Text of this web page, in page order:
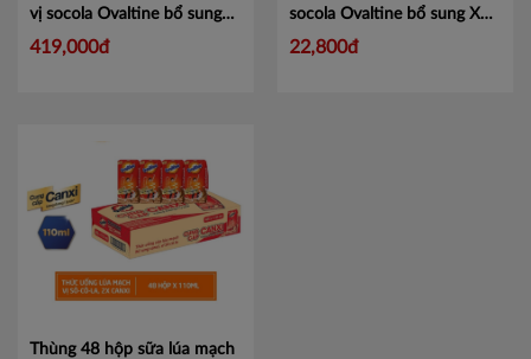
vị socola Ovaltine bổ sung
DHA 180ml
419,000đ
socola Ovaltine bổ sung X2
canxi 110ml
22,800đ
Thùng 48 hộp sữa lúa mạch